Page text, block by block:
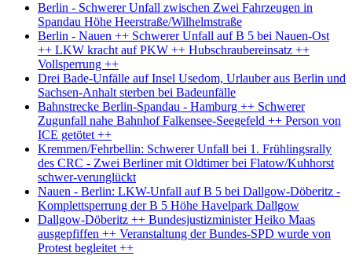
Berlin - Schwerer Unfall zwischen Zwei Fahrzeugen in
Spandau Höhe Heerstraße/Wilhelmstraße
Berlin - Nauen ++ Schwerer Unfall auf B 5 bei Nauen-Ost
++ LKW kracht auf PKW ++ Hubschraubereinsatz ++
Vollsperrung ++
Drei Bade-Unfälle auf Insel Usedom, Urlauber aus Berlin und
Sachsen-Anhalt sterben bei Badeunfälle
Bahnstrecke Berlin-Spandau - Hamburg ++ Schwerer
Zugunfall nahe Bahnhof Falkensee-Seegefeld ++ Person von
ICE getötet ++
Kremmen/Fehrbellin: Schwerer Unfall bei 1. Frühlingsrally
des CRC - Zwei Berliner mit Oldtimer bei Flatow/Kuhhorst
schwer-verunglückt
Nauen - Berlin: LKW-Unfall auf B 5 bei Dallgow-Döberitz -
Komplettsperrung der B 5 Höhe Havelpark Dallgow
Dallgow-Döberitz ++ Bundesjustizminister Heiko Maas
ausgepfiffen ++ Veranstaltung der Bundes-SPD wurde von
Protest begleitet ++